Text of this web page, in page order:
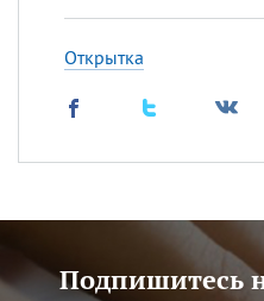
Открытка
Подпишитесь